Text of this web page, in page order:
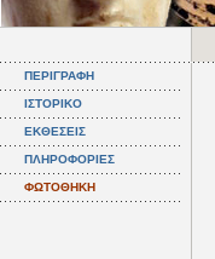
ΠΕΡΙΓΡΑΦΗ
ΙΣΤΟΡΙΚΟ
ΕΚΘΕΣΕΙΣ
ΠΛΗΡΟΦΟΡΙΕΣ
ΦΩΤΟΘΗΚΗ